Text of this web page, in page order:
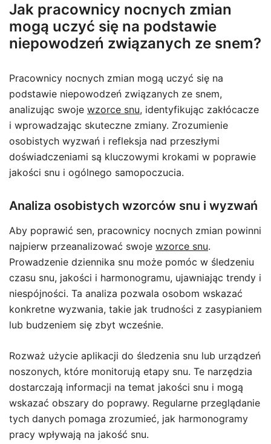
Jak pracownicy nocnych zmian
mogą uczyć się na podstawie
niepowodzeń związanych ze snem?
Pracownicy nocnych zmian mogą uczyć się na
podstawie niepowodzeń związanych ze snem,
analizując swoje wzorce snu, identyfikując zakłócacze
i wprowadzając skuteczne zmiany. Zrozumienie
osobistych wyzwań i refleksja nad przeszłymi
doświadczeniami są kluczowymi krokami w poprawie
jakości snu i ogólnego samopoczucia.
Analiza osobistych wzorców snu i wyzwań
Aby poprawić sen, pracownicy nocnych zmian powinni
najpierw przeanalizować swoje wzorce snu.
Prowadzenie dziennika snu może pomóc w śledzeniu
czasu snu, jakości i harmonogramu, ujawniając trendy i
niespójności. Ta analiza pozwala osobom wskazać
konkretne wyzwania, takie jak trudności z zasypianiem
lub budzeniem się zbyt wcześnie.
Rozważ użycie aplikacji do śledzenia snu lub urządzeń
noszonych, które monitorują etapy snu. Te narzędzia
dostarczają informacji na temat jakości snu i mogą
wskazać obszary do poprawy. Regularne przeglądanie
tych danych pomaga zrozumieć, jak harmonogramy
pracy wpływają na jakość snu.